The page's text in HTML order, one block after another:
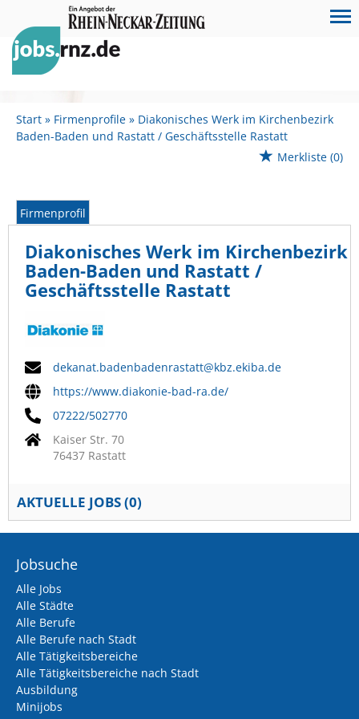
Start Firmenprofile
Diakonisches Werk im Kirchenbezirk
Baden-Baden und Rastatt / Geschäftsstelle Rastatt
Merkliste (0)
Firmenprofil
Diakonisches Werk im Kirchenbezirk
Baden-Baden und Rastatt /
Geschäftsstelle Rastatt
dekanat.badenbadenrastatt@kbz.ekiba.de
https://www.diakonie-bad-ra.de/
07222/502770
Kaiser Str. 70
76437 Rastatt
AKTUELLE JOBS (0)
Jobsuche
Alle Jobs
Alle Städte
Alle Berufe
Alle Berufe nach Stadt
Alle Tätigkeitsbereiche
Alle Tätigkeitsbereiche nach Stadt
Ausbildung
Minijobs